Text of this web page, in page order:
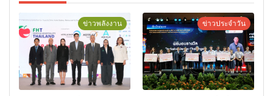
ข่าวพลังงาน ข่าวประจำวัน